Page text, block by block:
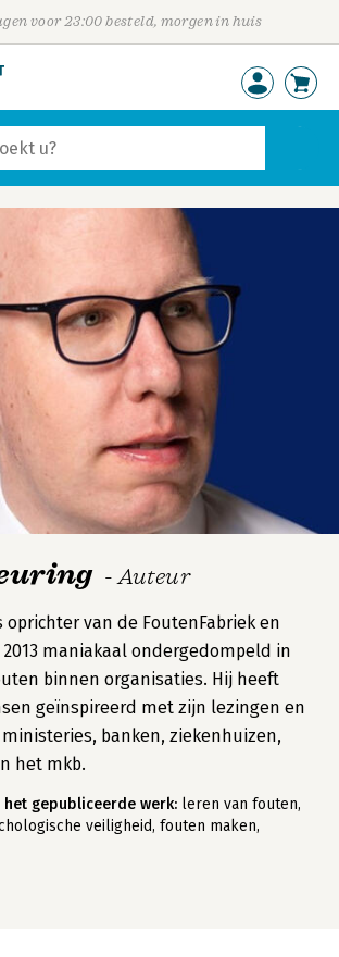
voor 23:00 besteld, morgen in huis
- Auteur
oprichter van de FoutenFabriek en
maniakaal ondergedompeld in
binnen organisaties. Hij heeft
geïnspireerd met zijn lezingen en
banken, ziekenhuizen,
het mkb.
het gepubliceerde werk: leren van fouten,
veiligheid, fouten maken,